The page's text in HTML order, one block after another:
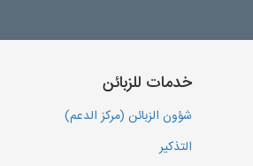
خدمات للزبائن
شؤون الزبائن (مركز الدعم)
التذكير